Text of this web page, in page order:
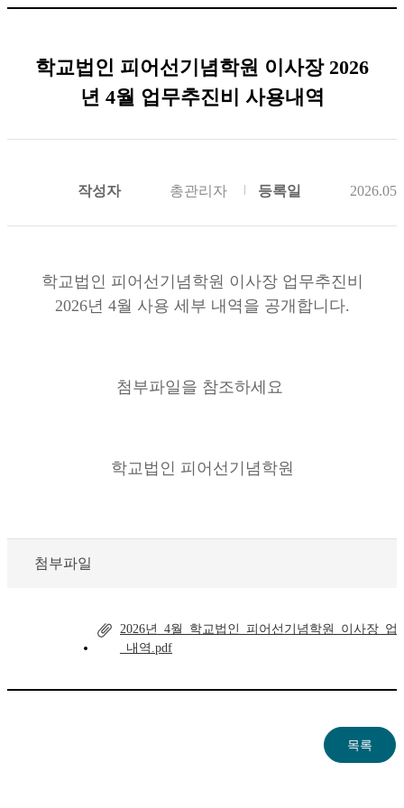
학교법인 피어선기념학원 이사장 2026
년 4월 업무추진비 사용내역
작성자 총관리자 등록일
학교법인 피어선기념학원 이사장 업무추진비
2026년 4월 사용 세부 내역을 공개합니다.
첨부파일을 참조하세요
학교법인 피어선기념학원
첨부파일
2026년_4월_학교법인_피어선기념학원_이사장_업
_내역.pdf